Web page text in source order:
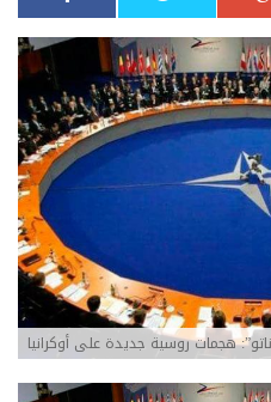
هجمات روسية جديدة على أوكرانيا